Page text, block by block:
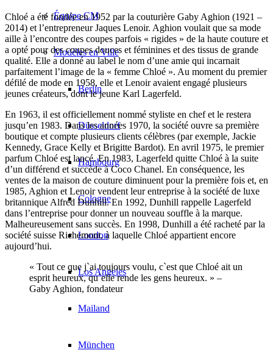
Équipe CM
Modèles en Ville
Berlin
Düsseldorf
Hambourg
Cologne
London
Los Angeles
Mailand
München
Chloé a été fondée en 1952 par la couturière Gaby Aghion (1921 –
2014) et l’entrepreneur Jaques Lenoir. Aghion voulait que sa mode
aille à l’encontre des coupes parfois « rigides » de la haute couture et
a opté pour des coupes douces et féminines et des tissus de grande
qualité. Elle a donné au label le nom d’une amie qui incarnait
parfaitement l’image de la « femme Chloé ». Au moment du premier
défilé de mode en 1958, elle et Lenoir avaient engagé plusieurs
jeunes créateurs, dont le jeune Karl Lagerfeld.
En 1963, il est officiellement nommé styliste en chef et le restera
jusqu’en 1983. Dans les années 1970, la société ouvre sa première
boutique et compte plusieurs clients célèbres (par exemple, Jackie
Kennedy, Grace Kelly et Brigitte Bardot). En avril 1975, le premier
parfum Chloé est lancé. En 1983, Lagerfeld quitte Chloé à la suite
d’un différend et succède à Coco Chanel. En conséquence, les
ventes de la maison de couture diminuent pour la première fois et, en
1985, Aghion et Lenoir vendent leur entreprise à la société de luxe
britannique Alfred Dunhill. En 1992, Dunhill rappelle Lagerfeld
dans l’entreprise pour donner un nouveau souffle à la marque.
Malheureusement sans succès. En 1998, Dunhill a été racheté par la
société suisse Richemont, à laquelle Chloé appartient encore
aujourd’hui.
« Tout ce que j`ai toujours voulu, c`est que Chloé ait un
esprit heureux, qu`elle rende les gens heureux. » –
Gaby Aghion, fondateur